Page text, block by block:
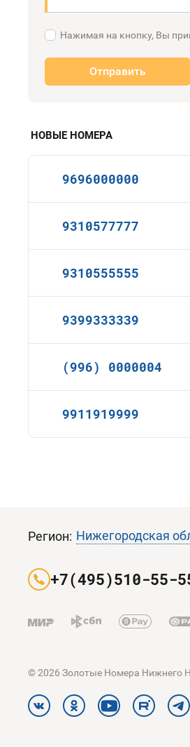
Нажимая на кнопку, Вы
Отправить
НОВЫЕ НОМЕРА
9696000000
9310577777
9310555555
9399333339
(996) 0000004
9911919999
Регион: Нижегородская
+7(495)510-55-
© 2026 Золотые Номера Нижнего